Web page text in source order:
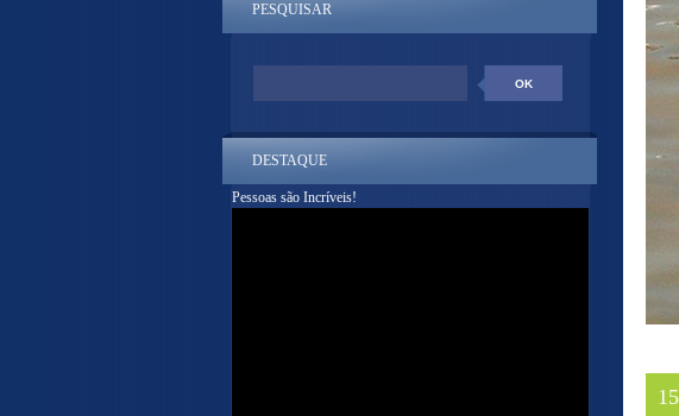
PESQUISAR
DESTAQUE
Pessoas são Incríveis!